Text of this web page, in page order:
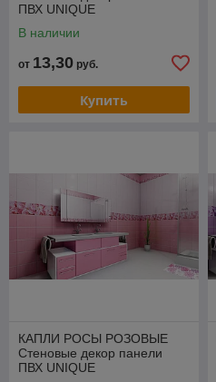
ПВХ UNIQUE
В наличии
от 13,30 руб.
Купить
КАПЛИ РОСЫ РОЗОВЫЕ
Стеновые декор панели
ПВХ UNIQUE